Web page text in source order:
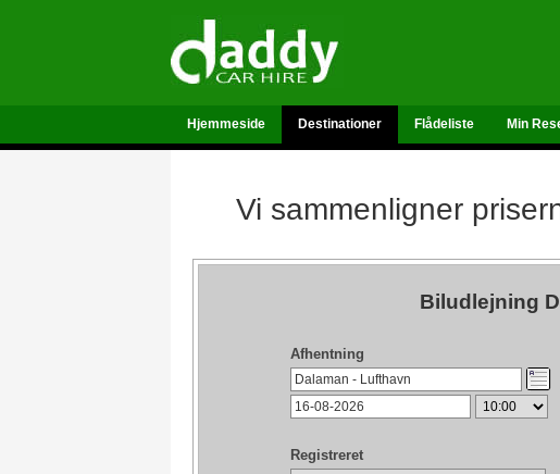
Hjemmeside Destinationer Flådeliste Min
Vi sammenligner
Biludlejning
Afhentning
Registreret